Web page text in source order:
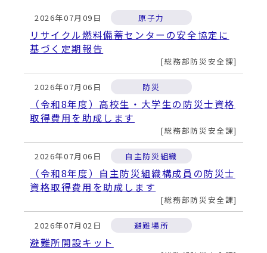
2026年07月09日 原子力
リサイクル燃料備蓄センターの安全協定に
基づく定期報告
総務部防災安全課
2026年07月06日 防災
（令和8年度）高校生・大学生の防災士資格
取得費用を助成します
総務部防災安全課
2026年07月06日 自主防災組織
（令和8年度）自主防災組織構成員の防災士
資格取得費用を助成します
総務部防災安全課
2026年07月02日 避難場所
避難所開設キット